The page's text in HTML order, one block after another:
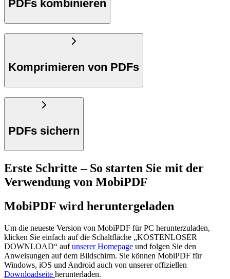
PDFs kombinieren
Komprimieren von PDFs
PDFs sichern
Erste Schritte – So starten Sie mit der
Verwendung von MobiPDF
MobiPDF wird heruntergeladen
Um die neueste Version von MobiPDF für PC herunterzuladen,
klicken Sie einfach auf die Schaltfläche „KOSTENLOSER
DOWNLOAD“ aufunserer Homepage und folgen Sie den
Anweisungen auf dem Bildschirm. Sie können MobiPDF für
Windows, iOS und Android auch von unserer offiziellen
Downloadseite herunterladen.